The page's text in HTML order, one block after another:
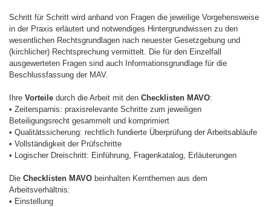
Schritt für Schritt wird anhand von Fragen die jeweilige Vorgehensweise
in der Praxis erläutert und notwendiges Hintergrundwissen zu den
wesentlichen Rechtsgrundlagen nach neuester Gesetzgebung und
(kirchlicher) Rechtsprechung vermittelt. Die für den Einzelfall
ausgewerteten Fragen sind auch Informationsgrundlage für die
Beschlussfassung der MAV.
Ihre Vorteile durch die Arbeit mit den Checklisten MAVO:
• Zeitersparnis: praxisrelevante Schritte zum jeweiligen
Beteiligungsrecht gesammelt und komprimiert
• Qualitätssicherung: rechtlich fundierte Überprüfung der Arbeitsabläufe
• Vollständigkeit der Prüfschritte
• Logischer Dreischritt: Einführung, Fragenkatalog, Erläuterungen
Die Checklisten MAVO beinhalten Kernthemen aus dem
Arbeitsverhältnis:
• Einstellung